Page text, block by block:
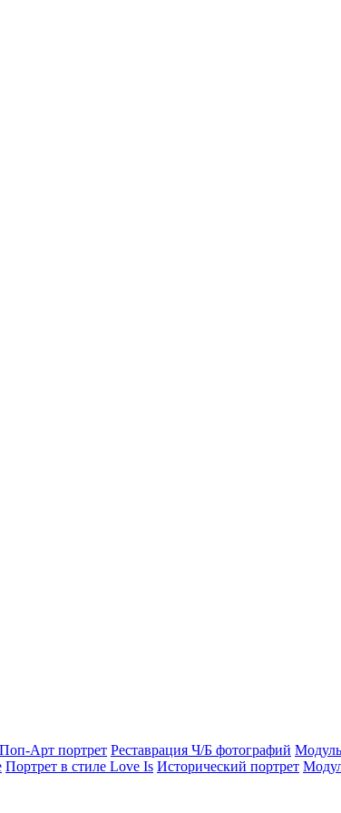
Поп-Арт портрет Реставрация Ч/Б фотографий
Портрет в стиле Love Is Исторический портрет